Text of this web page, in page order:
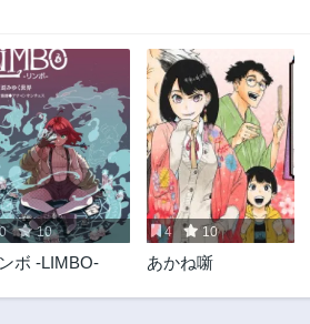
10
ボ -LIMBO-
4 10
あかね噺